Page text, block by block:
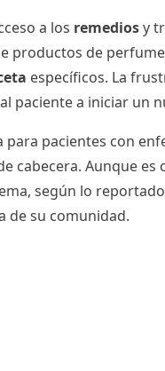
a los remediosy
productos de
específicos. La
paciente a iniciar un
pacientes con
cabecera. Aunque
según lo
de su comunidad.